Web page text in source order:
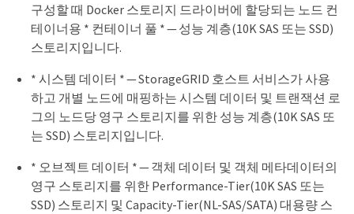
구성할 때 Docker 스토리지 드라이버에 할당되는 노드 컨
테이너용 * 컨테이너 풀 * — 성능 계층(10K SAS 또는 SSD)
스토리지입니다.
* 시스템 데이터 * — StorageGRID 호스트 서비스가 사용
하고 개별 노드에 매핑하는 시스템 데이터 및 트랜잭션 로
그의 노드당 영구 스토리지를 위한 성능 계층(10K SAS 또
는 SSD) 스토리지입니다.
* 오브젝트 데이터 * — 객체 데이터 및 객체 메타데이터의
영구 스토리지를 위한 Performance-Tier(10K SAS 또는
SSD) 스토리지 및 Capacity-Tier(NL-SAS/SATA) 대용량 스